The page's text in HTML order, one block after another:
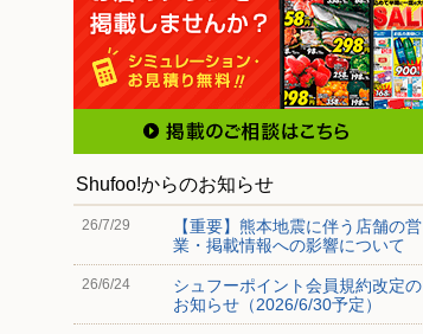
Shufoo!からのお知らせ
26/7/29
【重要】熊本地震に伴う店舗の営
業・掲載情報への影響について
26/6/24
シュフーポイント会員規約改定の
お知らせ（2026/6/30予定）